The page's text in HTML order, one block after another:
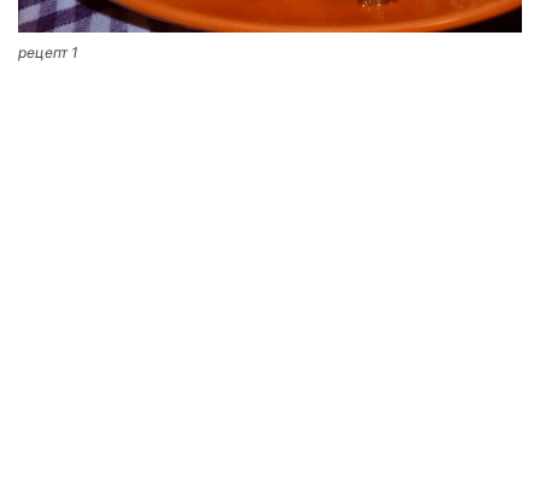
рецепт 1